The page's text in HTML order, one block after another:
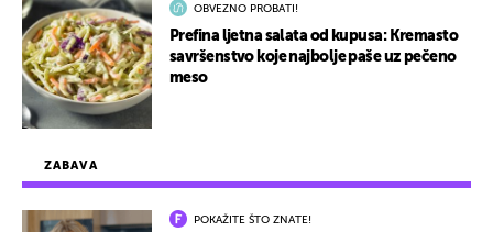
ZABAVA
POKAŽITE ŠTO ZNATE!
OBVEZNO PROBATI!
Prefina ljetna salata od kupusa: Kremasto
savršenstvo koje najbolje paše uz pečeno
meso